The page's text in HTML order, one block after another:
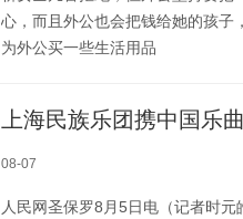
心，而且外公也会把钱给她的孩子
为外公买一些生活用品
上海民族乐团携中国乐
08-07
人民网圣保罗8月5日电（记者时